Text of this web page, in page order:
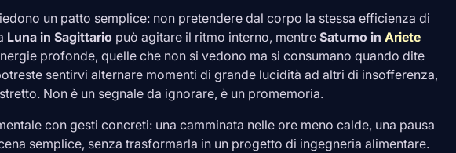
un patto semplice: non pretendere dal corpo la stessa efficienza di
Luna in Sagittario può agitare il ritmo interno, mentre Saturno in Ariete
profonde, quelle che non si vedono ma si consumano quando dite
sentirvi alternare momenti di grande lucidità ad altri di insofferenza,
Non è un segnale da ignorare, è un promemoria.
con gesti concreti: una camminata nelle ore meno calde, una pausa
semplice, senza trasformarla in un progetto di ingegneria alimentare.